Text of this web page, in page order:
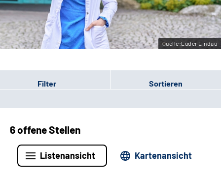
Leichte Sprache
Gebärdensprache
Quelle:Lüder Lindau
Filter Sortieren
6 offene Stellen
Listenansicht Kartenansicht